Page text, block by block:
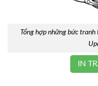
Tổng hợp những bức
IN